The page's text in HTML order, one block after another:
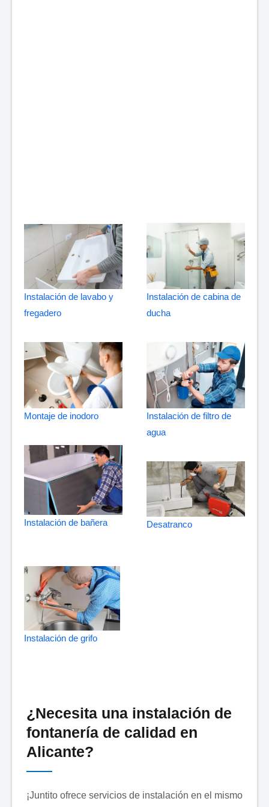
Instalación de lavabo y
fregadero
Montaje de inodoro
Instalación de bañera
Instalación de cabina de
ducha
Instalación de filtro de
agua
Desatranco
Instalación de grifo
¿Necesita una instalación de
fontanería de calidad en
Alicante?
¡Juntito ofrece servicios de instalación en el mismo